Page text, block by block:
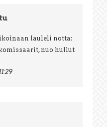
lauleli notta:
nuo hullut